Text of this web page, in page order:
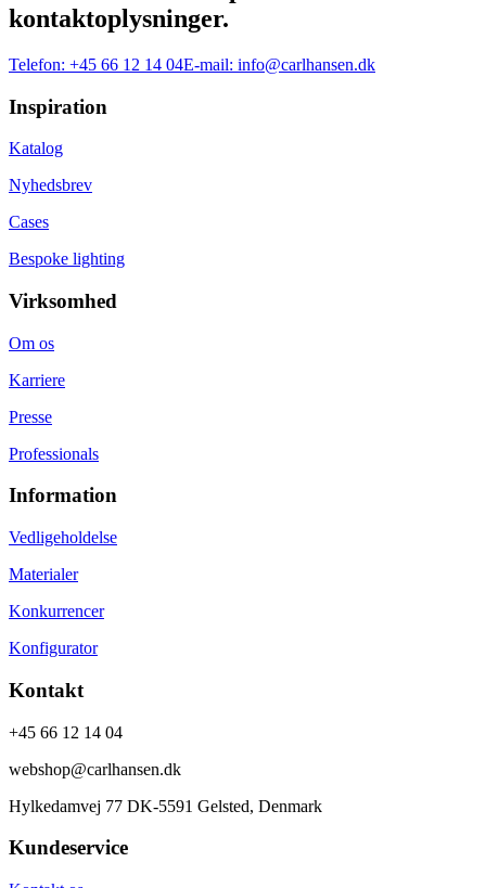
kontaktoplysninger.
Telefon: +45 66 12 14 04E-mail: info@carlhansen.dk
Inspiration
Katalog
Nyhedsbrev
Cases
Bespoke lighting
Virksomhed
Om os
Karriere
Presse
Professionals
Information
Vedligeholdelse
Materialer
Konkurrencer
Konfigurator
Kontakt
+45 66 12 14 04
webshop@carlhansen.dk
Hylkedamvej 77 DK-5591 Gelsted, Denmark
Kundeservice